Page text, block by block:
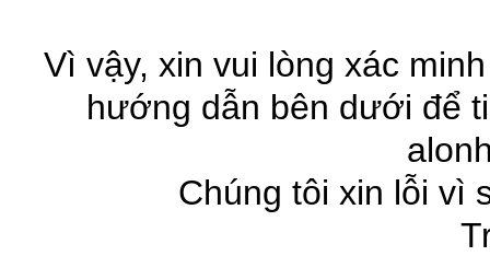
Vì vậy, xin vui lòng xác
hướng dẫn bên dưới để
Chúng tôi xin lỗi vì